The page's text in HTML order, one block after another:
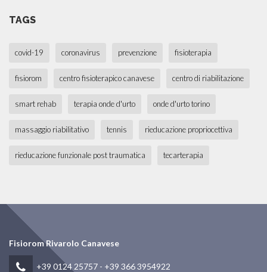
TAGS
covid-19 coronavirus prevenzione fisioterapia
fisiorom centro fisioterapico canavese centro di riabilitazione
smart rehab terapia onde d'urto onde d'urto torino
massaggio riabilitativo tennis rieducazione propriocettiva
rieducazione funzionale post traumatica tecarterapia
Fisiorom Rivarolo Canavese
+39 0124 25757 - +39 366 3954922